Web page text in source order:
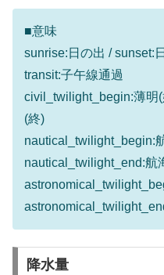
■意味
sunrise:日の出 / sunset:
transit:子午線通過
civil_twilight_begin:薄明
(終)
nautical_twilight_begin:
nautical_twilight_end:航
降水量